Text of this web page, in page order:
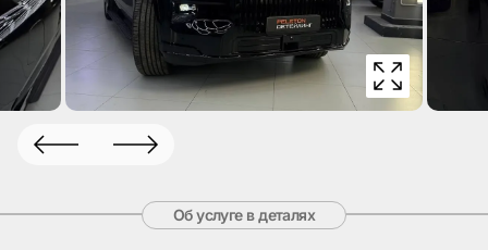
Об услуге в деталях